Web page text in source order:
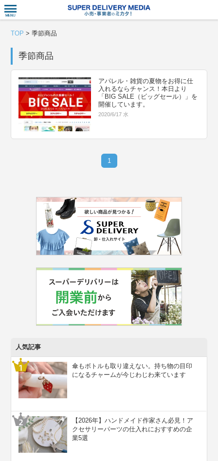
TOP >季節商品
季節商品
アパレル・雑貨の夏物をお得に仕
入れるならチャンス！本日より
「BIG SALE（ビッグセール）」を
開催しています。
2020/6/17 水
1
人気記事
傘もボトルも取り違えない。持ち物の目印
になるチャームが今じわじわ来ています
【2026年】ハンドメイド作家さん必見！ア
クセサリーパーツの仕入れにおすすめの企
業5選